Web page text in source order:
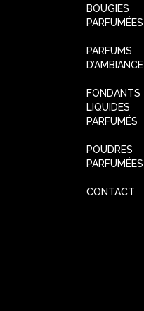
BOUGIES
PARFUMÉES
PARFUMS
D’AMBIANCE
FONDANTS
LIQUIDES
PARFUMÉS
POUDRES
PARFUMÉES
CONTACT